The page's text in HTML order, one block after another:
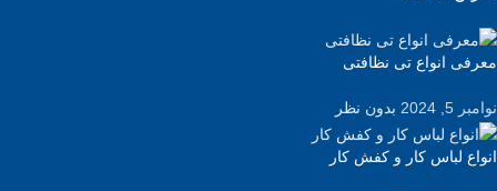
معرفی انواع تی نظافتی
نوامبر 5, 2024 بدون نظر
انواع لباس کار و کفش کار